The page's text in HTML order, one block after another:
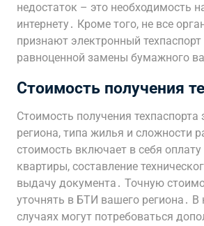
недостаток – это необходимость
интернету․ Кроме того, не все
признают электронный техпаспорт
равноценной замены бумажного
Стоимость получения
Стоимость получения техпаспорта
региона, типа жилья и сложности
стоимость включает в себя
квартиры, составление
выдачу документа․ Точную
уточнять в БТИ вашего региона․ В
случаях могут потребоваться